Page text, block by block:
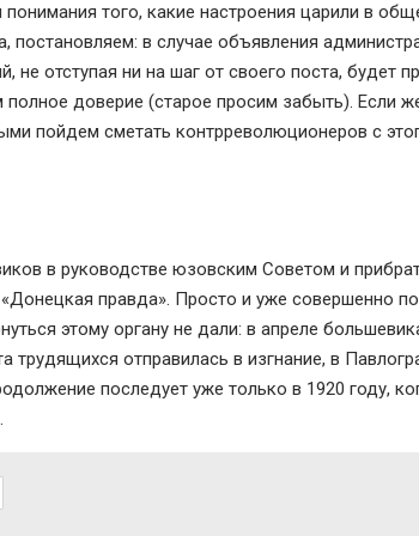
того, какие настроения царили в
постановляем: в случае объявления
не отступая ни на шаг от своего поста, будет
доверие (старое просим забыть). Если
пойдем сметать контрреволюционеров с
в руководстве юзовским Советом и
правда». Просто и уже совершенно
этому органу не дали: в апреле
отправилась в изгнание, в
последует уже только в 1920 году,